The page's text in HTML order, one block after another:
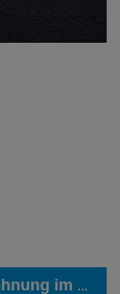
BEREITS VERMIETET | Single-Wohnung im Erdgeschoss, in begehrter Lage von Eschweiler-Dürwiß